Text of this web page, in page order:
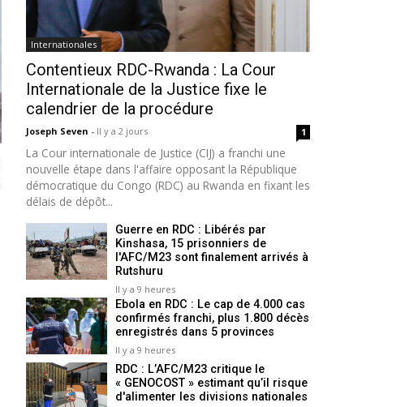
Internationales
Contentieux RDC-Rwanda : La Cour
Internationale de la Justice fixe le
calendrier de la procédure
Joseph Seven - Il y a 2 jours 1
La Cour internationale de Justice (CIJ) a franchi une
nouvelle étape dans l'affaire opposant la République
démocratique du Congo (RDC) au Rwanda en fixant les
délais de dépôt...
Guerre en RDC : Libérés par
Kinshasa, 15 prisonniers de
l'AFC/M23 sont finalement arrivés à
Rutshuru
Il y a 9 heures
Ebola en RDC : Le cap de 4.000 cas
confirmés franchi, plus 1.800 décès
enregistrés dans 5 provinces
Il y a 9 heures
RDC : L’AFC/M23 critique le
« GENOCOST » estimant qu’il risque
d'alimenter les divisions nationales